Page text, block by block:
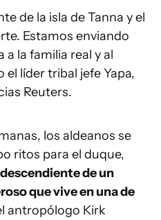
de la isla de Tanna y el
Estamos enviando
la familia real y al
el líder tribal jefe Yapa,
Reuters.
los aldeanos se
ritos para el duque,
de un
que vive en una de
antropólogo Kirk